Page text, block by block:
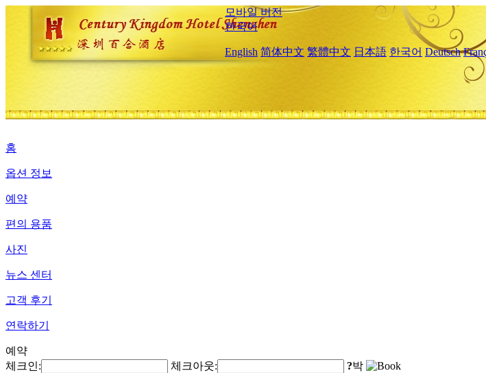
모바일 버전
한국어
English 简体中文 繁體中文 日本語 한국어 Deutsch
홈
옵션 정보
예약
편의 용품
사진
뉴스 센터
고객 후기
연락하기
예약
체크인:
체크아웃: ?박